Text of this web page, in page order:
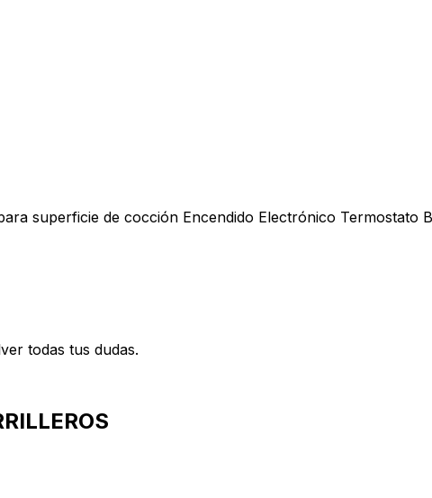
superficie de cocción Encendido Electrónico Termostato
todas tus dudas.